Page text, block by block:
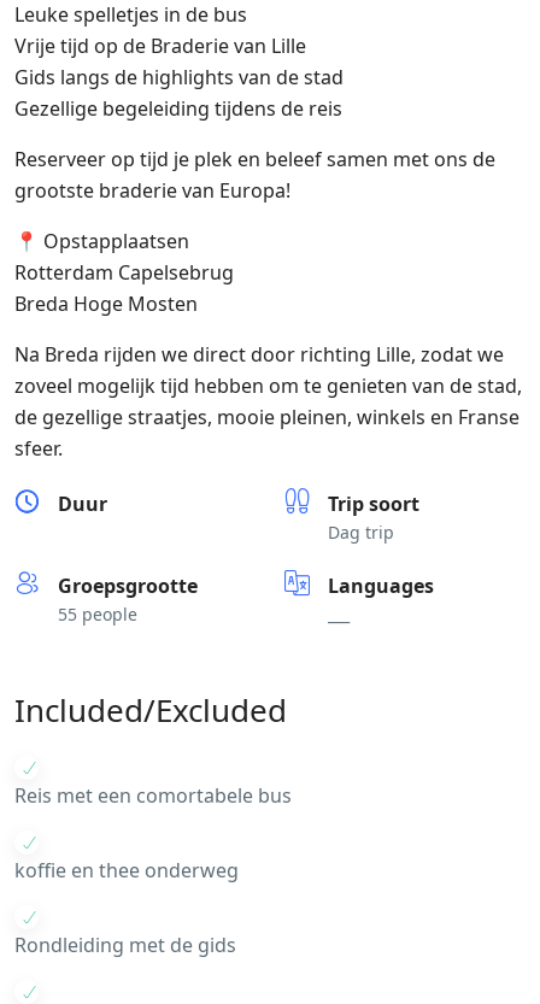
Leuke spelletjes in de bus
Vrije tijd op de Braderie van Lille
Gids langs de highlights van de stad
Gezellige begeleiding tijdens de reis
Reserveer op tijd je plek en beleef samen met ons de
grootste braderie van Europa!
📍 Opstapplaatsen
Rotterdam Capelsebrug
Breda Hoge Mosten
Na Breda rijden we direct door richting Lille, zodat we
zoveel mogelijk tijd hebben om te genieten van de stad,
de gezellige straatjes, mooie pleinen, winkels en Franse
sfeer.
Duur Trip soort
Dag trip
Groepsgrootte
55 people
Languages
Included/Excluded
Reis met een comortabele bus
koffie en thee onderweg
Rondleiding met de gids